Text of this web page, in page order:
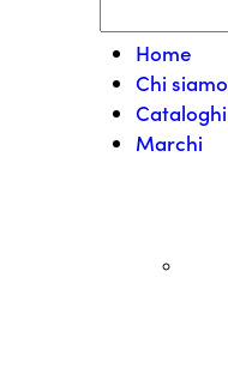
Home
Chi siamo
Cataloghi
Marchi